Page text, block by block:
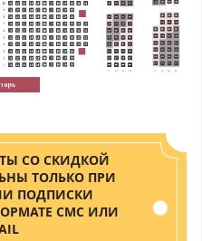
СО СКИДКОЙ
ТОЛЬКО ПРИ
ПОДПИСКИ
СМС ИЛИ